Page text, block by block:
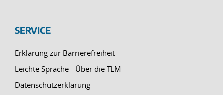
SERVICE
Erklärung zur Barrierefreiheit
Leichte Sprache - Über die TLM
Datenschutzerklärung